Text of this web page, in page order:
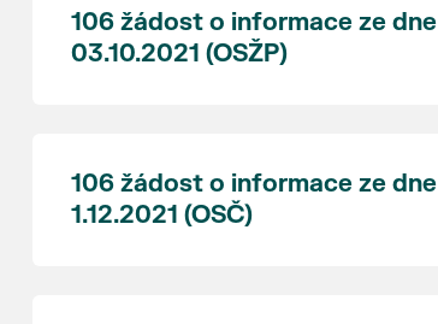
106 žádost o informace ze dne
03.10.2021 (OSŽP)
106 žádost o informace ze dne
1.12.2021 (OSČ)